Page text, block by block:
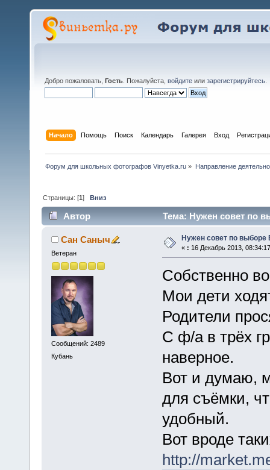
Добро пожаловать, Гость . Пожалуйста, войдите или зарегистрируйтесь
Начало Помощь Поиск Календарь Галерея Вход
Форум для школьных фотографов Vinyetka.ru » Направление
Страницы: [1]Вниз
Автор Тема: Нужен совет по
Сан Саныч
Ветеран
Сообщений: 2489
Кубань
Нужен совет по
« : 16 Декабрь 2013,
Собственно
Мои дети
Родители
С ф/а в трёх
наверное.
Вот и думаю,
для съёмки,
удобный.
Вот вроде
http://